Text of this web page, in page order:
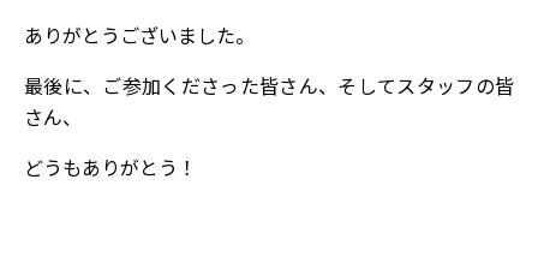
ありがとうございました。
最後に、ご参加くださった皆さん、そしてスタッフの皆
さん、
どうもありがとう！